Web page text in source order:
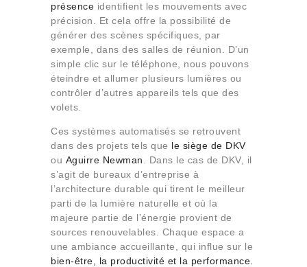
présence identifient les mouvements avec
précision. Et cela offre la possibilité de
générer des scènes spécifiques, par
exemple, dans des salles de réunion. D’un
simple clic sur le téléphone, nous pouvons
éteindre et allumer plusieurs lumières ou
contrôler d’autres appareils tels que des
volets.
Ces systèmes automatisés se retrouvent
dans des projets tels que le siège de DKV
ou Aguirre Newman . Dans le cas de DKV, il
s’agit de bureaux d’entreprise à
l’architecture durable qui tirent le meilleur
parti de la lumière naturelle et où la
majeure partie de l’énergie provient de
sources renouvelables. Chaque espace a
une ambiance accueillante, qui influe sur le
bien-être, la productivité et la performance